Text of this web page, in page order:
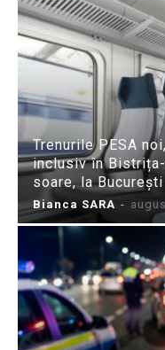
Trenurile PESA
inclusiv în
soare, la București
Bianca SARA -